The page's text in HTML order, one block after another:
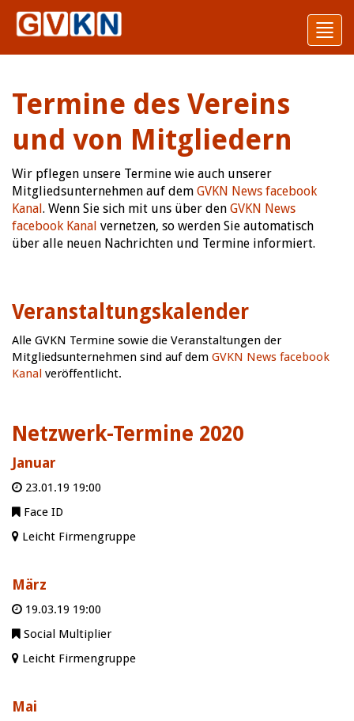
Termine des Vereins
und von Mitgliedern
Wir pflegen unsere Termine wie auch unserer
Mitgliedsunternehmen auf dem GVKN News facebook
Kanal. Wenn Sie sich mit uns über den GVKN News
facebook Kanal vernetzen, so werden Sie automatisch
über alle neuen Nachrichten und Termine informiert.
Veranstaltungs­kalender
Alle GVKN Termine sowie die Veranstaltungen der
Mitgliedsunternehmen sind auf dem GVKN News facebook
Kanal veröffentlicht.
Netzwerk-Termine 2020
Januar
23.01.19 19:00
Face ID
Leicht Firmengruppe
März
19.03.19 19:00
Social Multiplier
Leicht Firmengruppe
Mai